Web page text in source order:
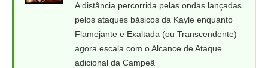
A distância percorrida pelas ondas lançadas
pelos ataques básicos da Kayle enquanto
Flamejante e Exaltada (ou Transcendente)
agora escala com o Alcance de Ataque
adicional da Campeã